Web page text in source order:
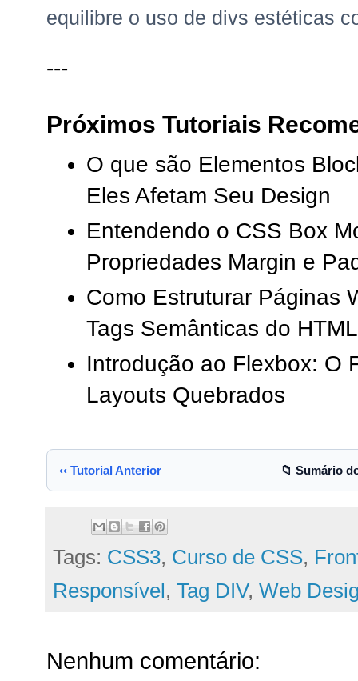
equilibre o uso de divs estéticas
---
Próximos Tutoriais
O que são Elementos
Eles Afetam Seu Design
Entendendo o CSS Box
Propriedades Margin e
Como Estruturar Páginas
Tags Semânticas do
Introdução ao Flexbox: O
Layouts Quebrados
‹‹ Tutorial Anterior 📁 Sumário
Tags: CSS3, Curso de CSS,
Responsível, Tag DIV, Web
Nenhum comentário: